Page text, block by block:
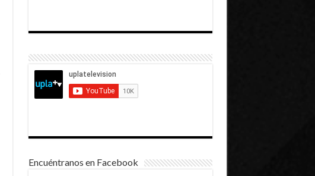
Encuéntranos en Facebook